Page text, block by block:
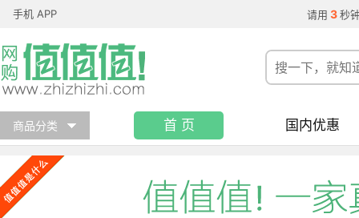
手机 APP 请用 3 秒
商品分类 首 页 国内优惠